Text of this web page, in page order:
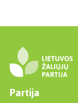
Partija